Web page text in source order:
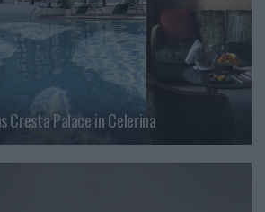
Cresta Palace in Celerina